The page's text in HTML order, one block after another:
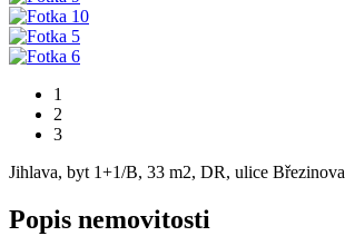
1
2
3
Jihlava, byt 1+1/B, 33 m2, DR, ulice Březinova
Popis nemovitosti